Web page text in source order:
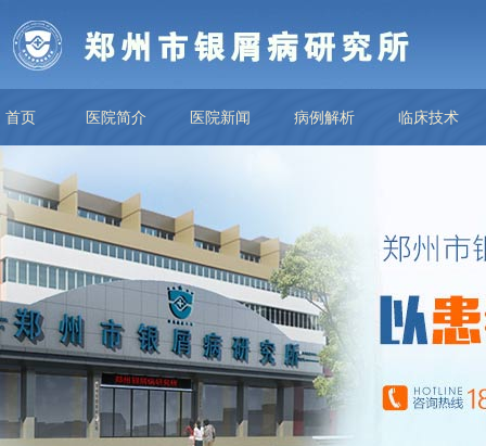
首页 医院简介 医院新闻 病例解析 临床技术